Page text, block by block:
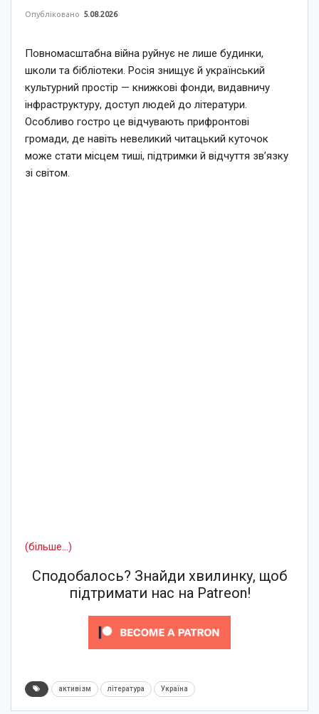
Опубліковано 5.08.2026
Повномасштабна війна руйнує не лише будинки,
школи та бібліотеки. Росія знищує й український
культурний простір — книжкові фонди, видавничу
інфраструктуру, доступ людей до літератури.
Особливо гостро це відчувають прифронтові
громади, де навіть невеликий читацький куточок
може стати місцем тиші, підтримки й відчуття зв’язку
зі світом.
(більше…)
Сподобалось? Знайди хвилинку, щоб
підтримати нас на Patreon!
активізм література Україна